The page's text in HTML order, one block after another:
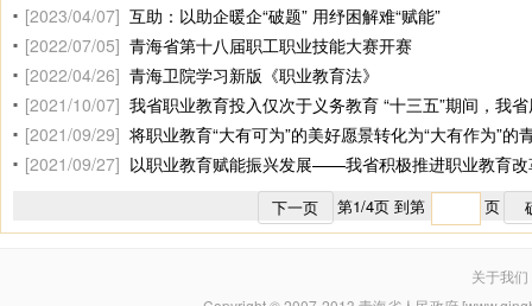
[2023/04/07] 互助：以助企暖企“破题” 用纾困解难“赋能”
[2022/07/05] 青海省第十八届职工职业技能大赛开赛
[2022/04/26] 青海卫院学习新版《职业教育法》
[2021/10/07] 我省职业教育投入仅次于义务教育 “十三五”期间，我省用于职业教
[2021/09/29] 将职业教育“大有可为”的美好愿景转化为“大有作为”的青海实践
[2021/09/27] 以职业教育赋能振兴发展——我省积极推进职业教育改
下一页 第1/4页 到第 页
关于我们